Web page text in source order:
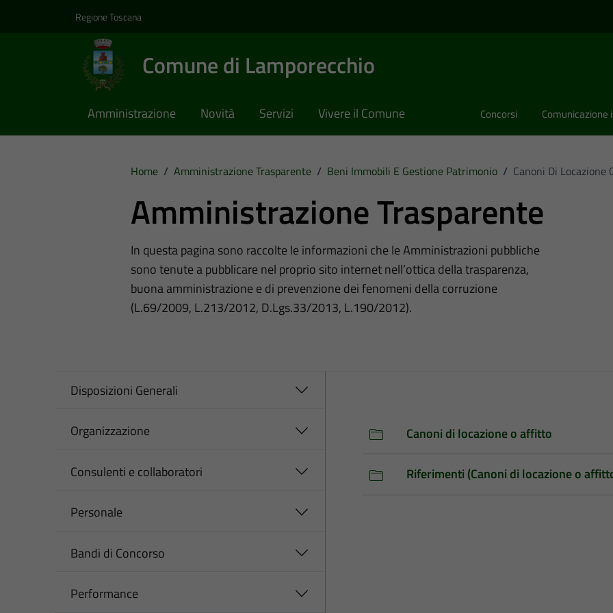
Regione Toscana
Comune di Lamporecchio
Amministrazione Novità Servizi Vivere il Comune Concorsi Comunicazione
Home / Amministrazione Trasparente / Beni Immobili E Gestione Patrimonio / Canoni Di Locazione
Amministrazione Trasparente
In questa pagina sono raccolte le informazioni che le Amministrazioni pubbliche
sono tenute a pubblicare nel proprio sito internet nell’ottica della trasparenza,
buona amministrazione e di prevenzione dei fenomeni della corruzione
(L.69/2009, L.213/2012, D.Lgs.33/2013, L.190/2012).
Disposizioni Generali
Organizzazione
Consulenti e collaboratori
Personale
Bandi di Concorso
Performance
Canoni di locazione o affitto
Riferimenti (Canoni di locazione o